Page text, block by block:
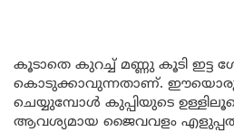
കൂടാതെ കുറച്ച് മണ്ണു കൂടി ഇട്ട
കൊടുക്കാവുന്നതാണ്. ഈയൊരു
ചെയ്യുമ്പോൾ കുപ്പിയുടെ
ആവശ്യമായ ജൈവവളം